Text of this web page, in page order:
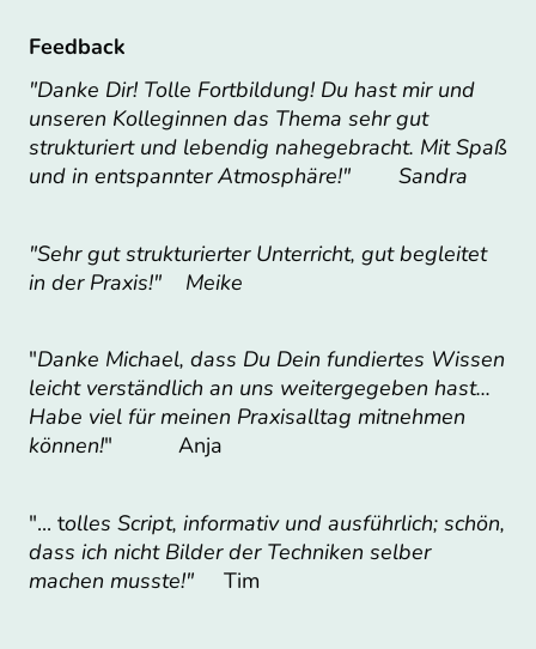
Feedback
"Danke Dir! Tolle Fortbildung! Du hast mir und
unseren Kolleginnen das Thema sehr gut
strukturiert und lebendig nahegebracht. Mit Spaß
und in entspannter Atmosphäre!" Sandra
"Sehr gut strukturierter Unterricht, gut begleitet
in der Praxis!" Meike
"Danke Michael, dass Du Dein fundiertes Wissen
leicht verständlich an uns weitergegeben hast...
Habe viel für meinen Praxisalltag mitnehmen
können!" Anja
"... tolles Script, informativ und ausführlich; schön,
dass ich nicht Bilder der Techniken selber
machen musste!" Tim